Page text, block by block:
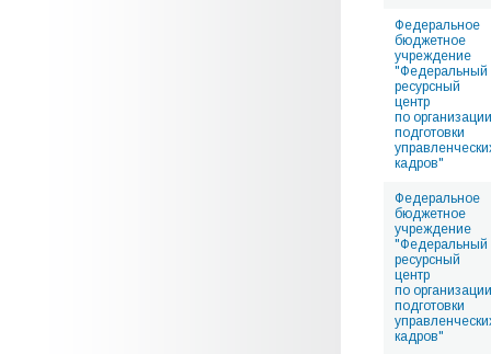
Федеральное
бюджетное
учреждение
"Федеральный
ресурсный
центр
по организации
подготовки
кадров"
Федеральное
бюджетное
учреждение
"Федеральный
ресурсный
центр
по организации
подготовки
кадров"